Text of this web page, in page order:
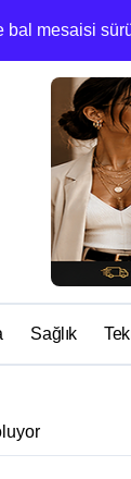
bal mesaisi
Sağlık